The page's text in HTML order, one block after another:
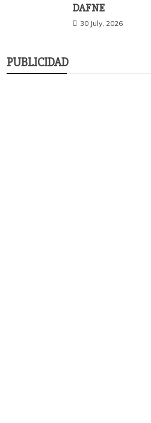
DAFNE
30 July, 2026
PUBLICIDAD